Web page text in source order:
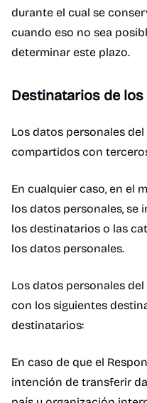
durante el cual se
cuando eso no sea
determinar este plazo.
Destinatarios de
Los datos personales
compartidos con
En cualquier caso, en el
los datos personales, se
los destinatarios o las
los datos personales.
Los datos personales
con los siguientes
destinatarios:
En caso de que el
intención de transferir